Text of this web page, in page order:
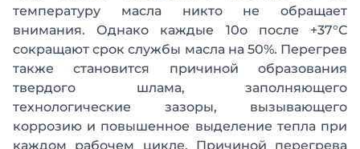
температуру масла никто не обращает
внимания. Однако каждые 10о после +37°С
сокращают срок службы масла на 50%. Перегрев
также становится причиной образования
твердого шлама, заполняющего
технологические зазоры, вызывающего
коррозию и повышенное выделение тепла при
каждом рабочем цикле. Причиной перегрева